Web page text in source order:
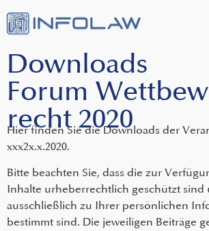
Downloads
Forum
recht 2020
Hier finden Sie die Downloads der
xxx2x.x.2020.
Bitte beachten Sie, dass die zur
Inhalte urheberrechtlich geschützt sind
ausschließlich zu Ihrer persönlichen
bestimmt sind. Die jeweiligen Beiträge